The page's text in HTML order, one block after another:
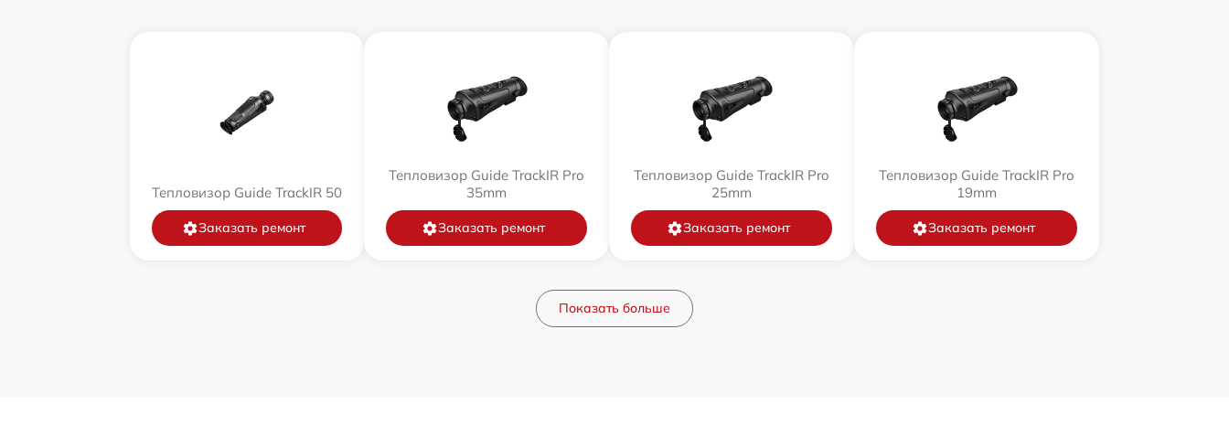
Тепловизор Guide TrackIR 50
Заказать ремонт
Тепловизор Guide TrackIR Pro
35mm
Заказать ремонт
Тепловизор Guide TrackIR Pro
25mm
Заказать ремонт
Тепловизор Guide TrackIR Pro
19mm
Заказать ремонт
Показать больше